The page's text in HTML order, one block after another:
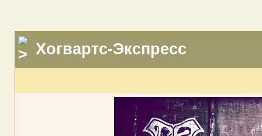
Хогвартс-Экспресс